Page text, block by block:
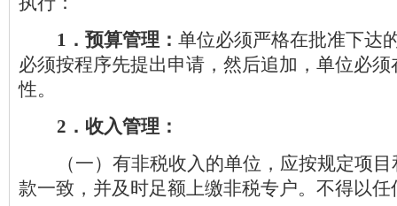
1 ．预算管理： 单位必须严格在批准下达
必须按程序先提出申请，然后追加，单位必
性。
2 ．收入管理：
（一）有非税收入的单位，应按规定项
款一致，并及时足额上缴非税专户。不得以